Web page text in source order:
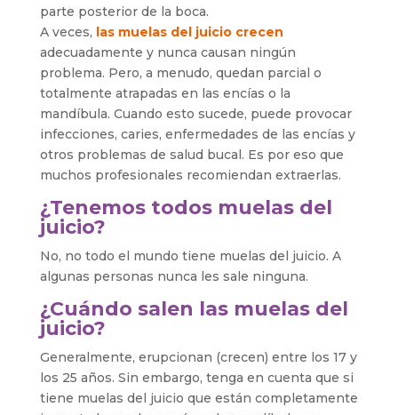
parte posterior de la boca.
A veces, las muelas del juicio crecen
adecuadamente y nunca causan ningún
problema. Pero, a menudo, quedan parcial o
totalmente atrapadas en las encías o la
mandíbula. Cuando esto sucede, puede provocar
infecciones, caries, enfermedades de las encías y
otros problemas de salud bucal. Es por eso que
muchos profesionales recomiendan extraerlas.
¿Tenemos todos muelas del
juicio?
No, no todo el mundo tiene muelas del juicio. A
algunas personas nunca les sale ninguna.
¿Cuándo salen las muelas del
juicio?
Generalmente, erupcionan (crecen) entre los 17 y
los 25 años. Sin embargo, tenga en cuenta que si
tiene muelas del juicio que están completamente